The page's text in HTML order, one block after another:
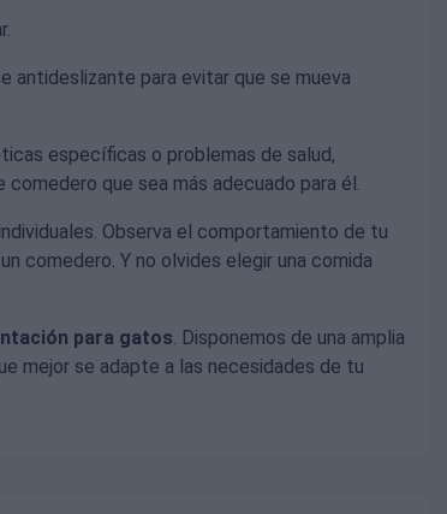
antideslizante para evitar que se mueva
específicas o problemas de salud,
que sea más adecuado para él.
Observa el comportamiento de tu
comedero. Y no olvides elegir una comida
para gatos. Disponemos de una amplia
mejor se adapte a las necesidades de tu